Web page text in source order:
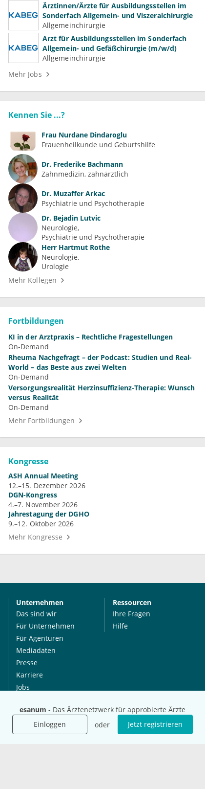
esanum - Das Ärztenetzwerk für approbierte Ärzte
Einloggen
oder Jetzt registrieren
Ärztinnen/Ärzte für Ausbildungsstellen im
Sonderfach Allgemein- und Viszeralchirurgie
Allgemeinchirurgie
Arzt für Ausbildungsstellen im Sonderfach
Allgemein- und Gefäßchirurgie (m/w/d)
Allgemeinchirurgie
Mehr Jobs
Kennen Sie ...?
Frau Nurdane Dindaroglu
Frauenheilkunde und Geburtshilfe
Dr. Frederike Bachmann
Zahnmedizin, zahnärztlich
Dr. Muzaffer Arkac
Psychiatrie und Psychotherapie
Dr. Bejadin Lutvic
Neurologie
Psychiatrie und Psychotherapie
Herr Hartmut Rothe
Neurologie
Urologie
Mehr Kollegen
Fortbildungen
KI in der Arztpraxis – Rechtliche Fragestellungen
On-Demand
Rheuma Nachgefragt – der Podcast: Studien und Real-
World – das Beste aus zwei Welten
On-Demand
Versorgungsrealität Herzinsuffizienz-Therapie: Wunsch
versus Realität
On-Demand
Mehr Fortbildungen
Kongresse
ASH Annual Meeting
12.–15. Dezember 2026
DGN-Kongress
4.–7. November 2026
Jahrestagung der DGHO
9.–12. Oktober 2026
Mehr Kongresse
Unternehmen
Das sind wir
Für Unternehmen
Für Agenturen
Mediadaten
Presse
Karriere
Jobs
Ressourcen
Ihre Fragen
Hilfe
International
esanum.it
esanum.com
Social Media
Youtube
Twitter